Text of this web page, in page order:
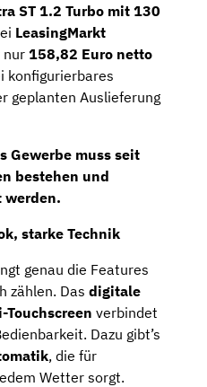
ST 1.2 Turbo mit 130
LeasingMarkt
nur 158,82 Euro netto
konfigurierbares
geplanten Auslieferung
Gewerbe muss seit
bestehen und
starke Technik
genau die Features
zählen. Das digitale
verbindet
Dazu gibt’s
, die für
Wetter sorgt.